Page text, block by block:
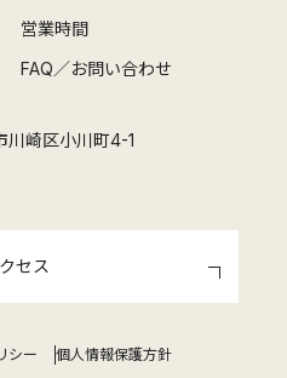
営業時間
FAQ／お問い合わせ
川崎区小川町4-1
セス
シー 個人情報保護方針